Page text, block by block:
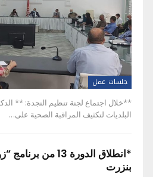
جلسات عمل
**خلال اجتماع لجنة تنظيم النجدة: **
البلديات لتكثيف المراقبة الصحية على…
*انطلاق الدورة 13
بنزرت